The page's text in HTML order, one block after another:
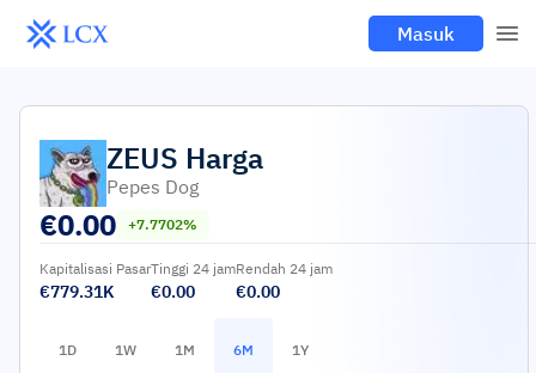
Masuk
ZEUS Harga
Pepes Dog
€0.00 +7.7702%
Kapitalisasi Pasar
€779.31K
Tinggi 24 jam
€0.00
Rendah 24 jam
€0.00
1D 1W 1M 6M 1Y